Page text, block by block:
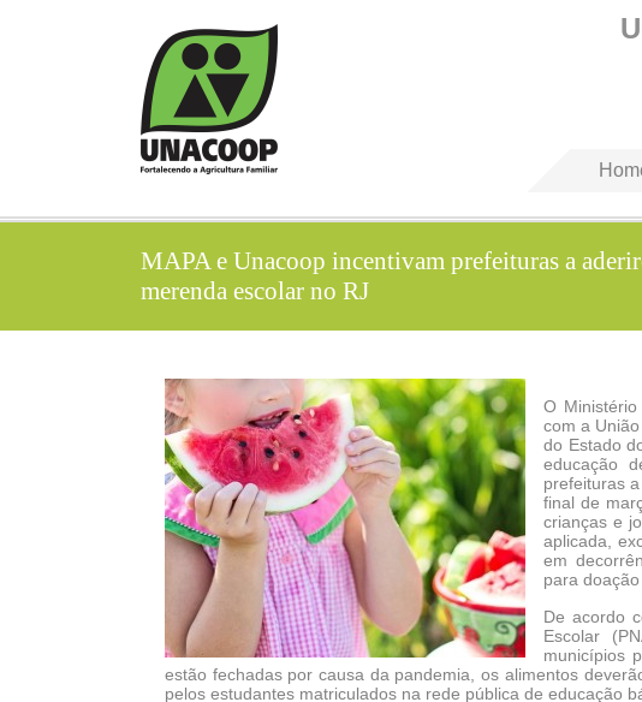
MAPA e Unacoop incentivam prefeituras a
merenda escolar no RJ
O
com a
do Estado
educação
prefeituras
final de
crianças e
aplicada,
em
para
De acordo
Escolar
municípios
estão fechadas por causa da pandemia, os alimentos
pelos estudantes matriculados na rede pública de educação